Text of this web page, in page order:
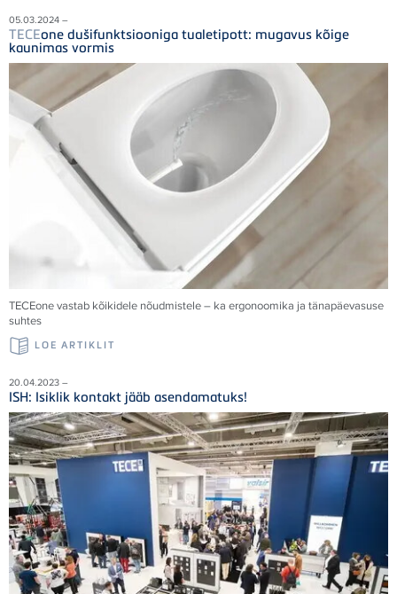
05.03.2024 –
TECEone dušifunktsiooniga tualetipott: mugavus kõige
kaunimas vormis
TECEone vastab kõikidele nõudmistele – ka ergonoomika ja tänapäevasuse
suhtes
LOE ARTIKLIT
20.04.2023 –
ISH: Isiklik kontakt jääb asendamatuks!